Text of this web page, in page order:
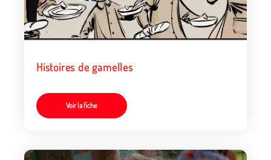
Histoires de gamelles
Voir la fiche